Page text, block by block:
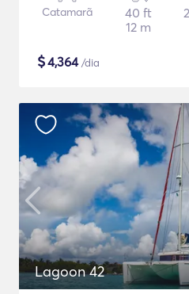
Catamarã
40 ft
12 m
$4,364/dia
Lagoon 42